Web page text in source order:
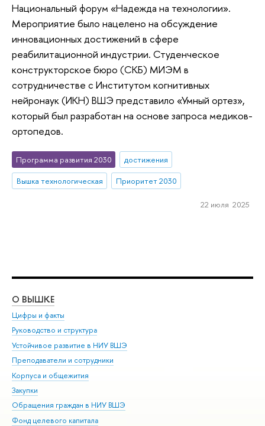
Национальный форум «Надежда на технологии».
Мероприятие было нацелено на обсуждение
инновационных достижений в сфере
реабилитационной индустрии. Студенческое
конструкторское бюро (СКБ) МИЭМ в
сотрудничестве с Институтом когнитивных
нейронаук (ИКН) ВШЭ представило «Умный ортез»,
который был разработан на основе запроса медиков-
ортопедов.
Программа развития 2030
достижения
Вышка технологическая
Приоритет 2030
22 июля 2025
О ВЫШКЕ
Цифры и факты
Руководство и структура
Устойчивое развитие в НИУ ВШЭ
Преподаватели и сотрудники
Корпуса и общежития
Закупки
Обращения граждан в НИУ ВШЭ
Фонд целевого капитала